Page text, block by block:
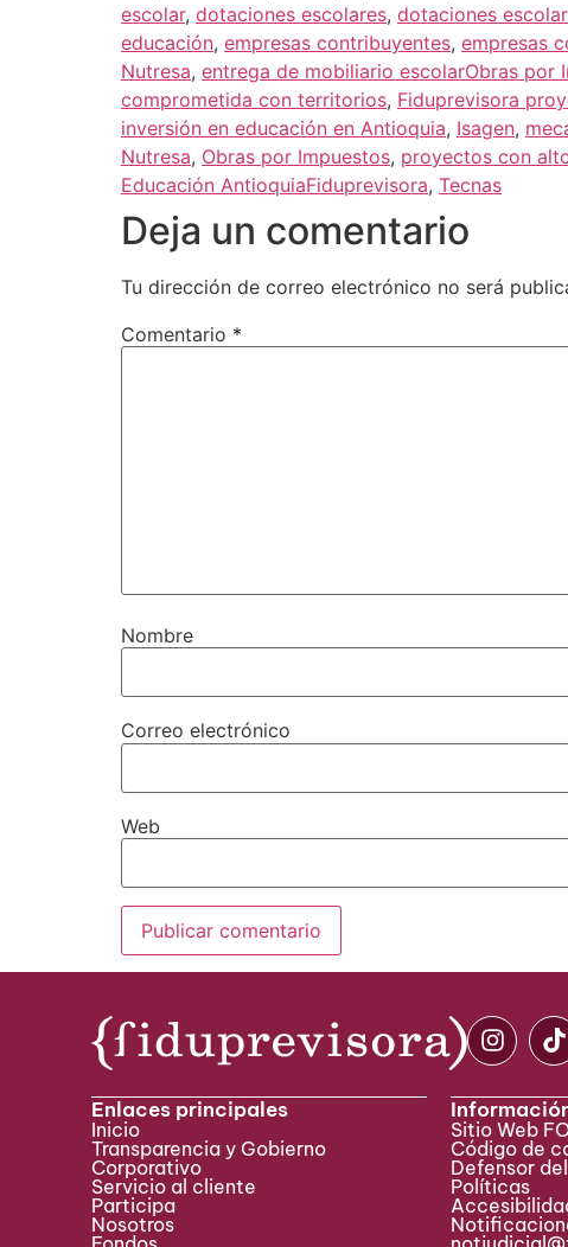
escolar, dotaciones escolares, dotaciones
educación, empresas contribuyentes, empresas
Nutresa, entrega de mobiliario escolarObras por
comprometida con territorios, Fiduprevisora
inversión en educación en Antioquia, Isagen,
Nutresa, Obras por Impuestos, proyectos con
Educación AntioquiaFiduprevisora, Tecnas
Deja un comentario
Tu dirección de correo electrónico no será
Comentario *
Nombre
Correo electrónico
Web
Enlaces principales
Inicio
Transparencia y Gobierno
Corporativo
Servicio al cliente
Participa ​
Nosotros
Sitio Web
Código de
Defensor
Políticas